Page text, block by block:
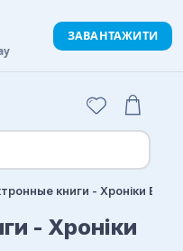
- Хроніки
ЗАВАНТАЖИТИ